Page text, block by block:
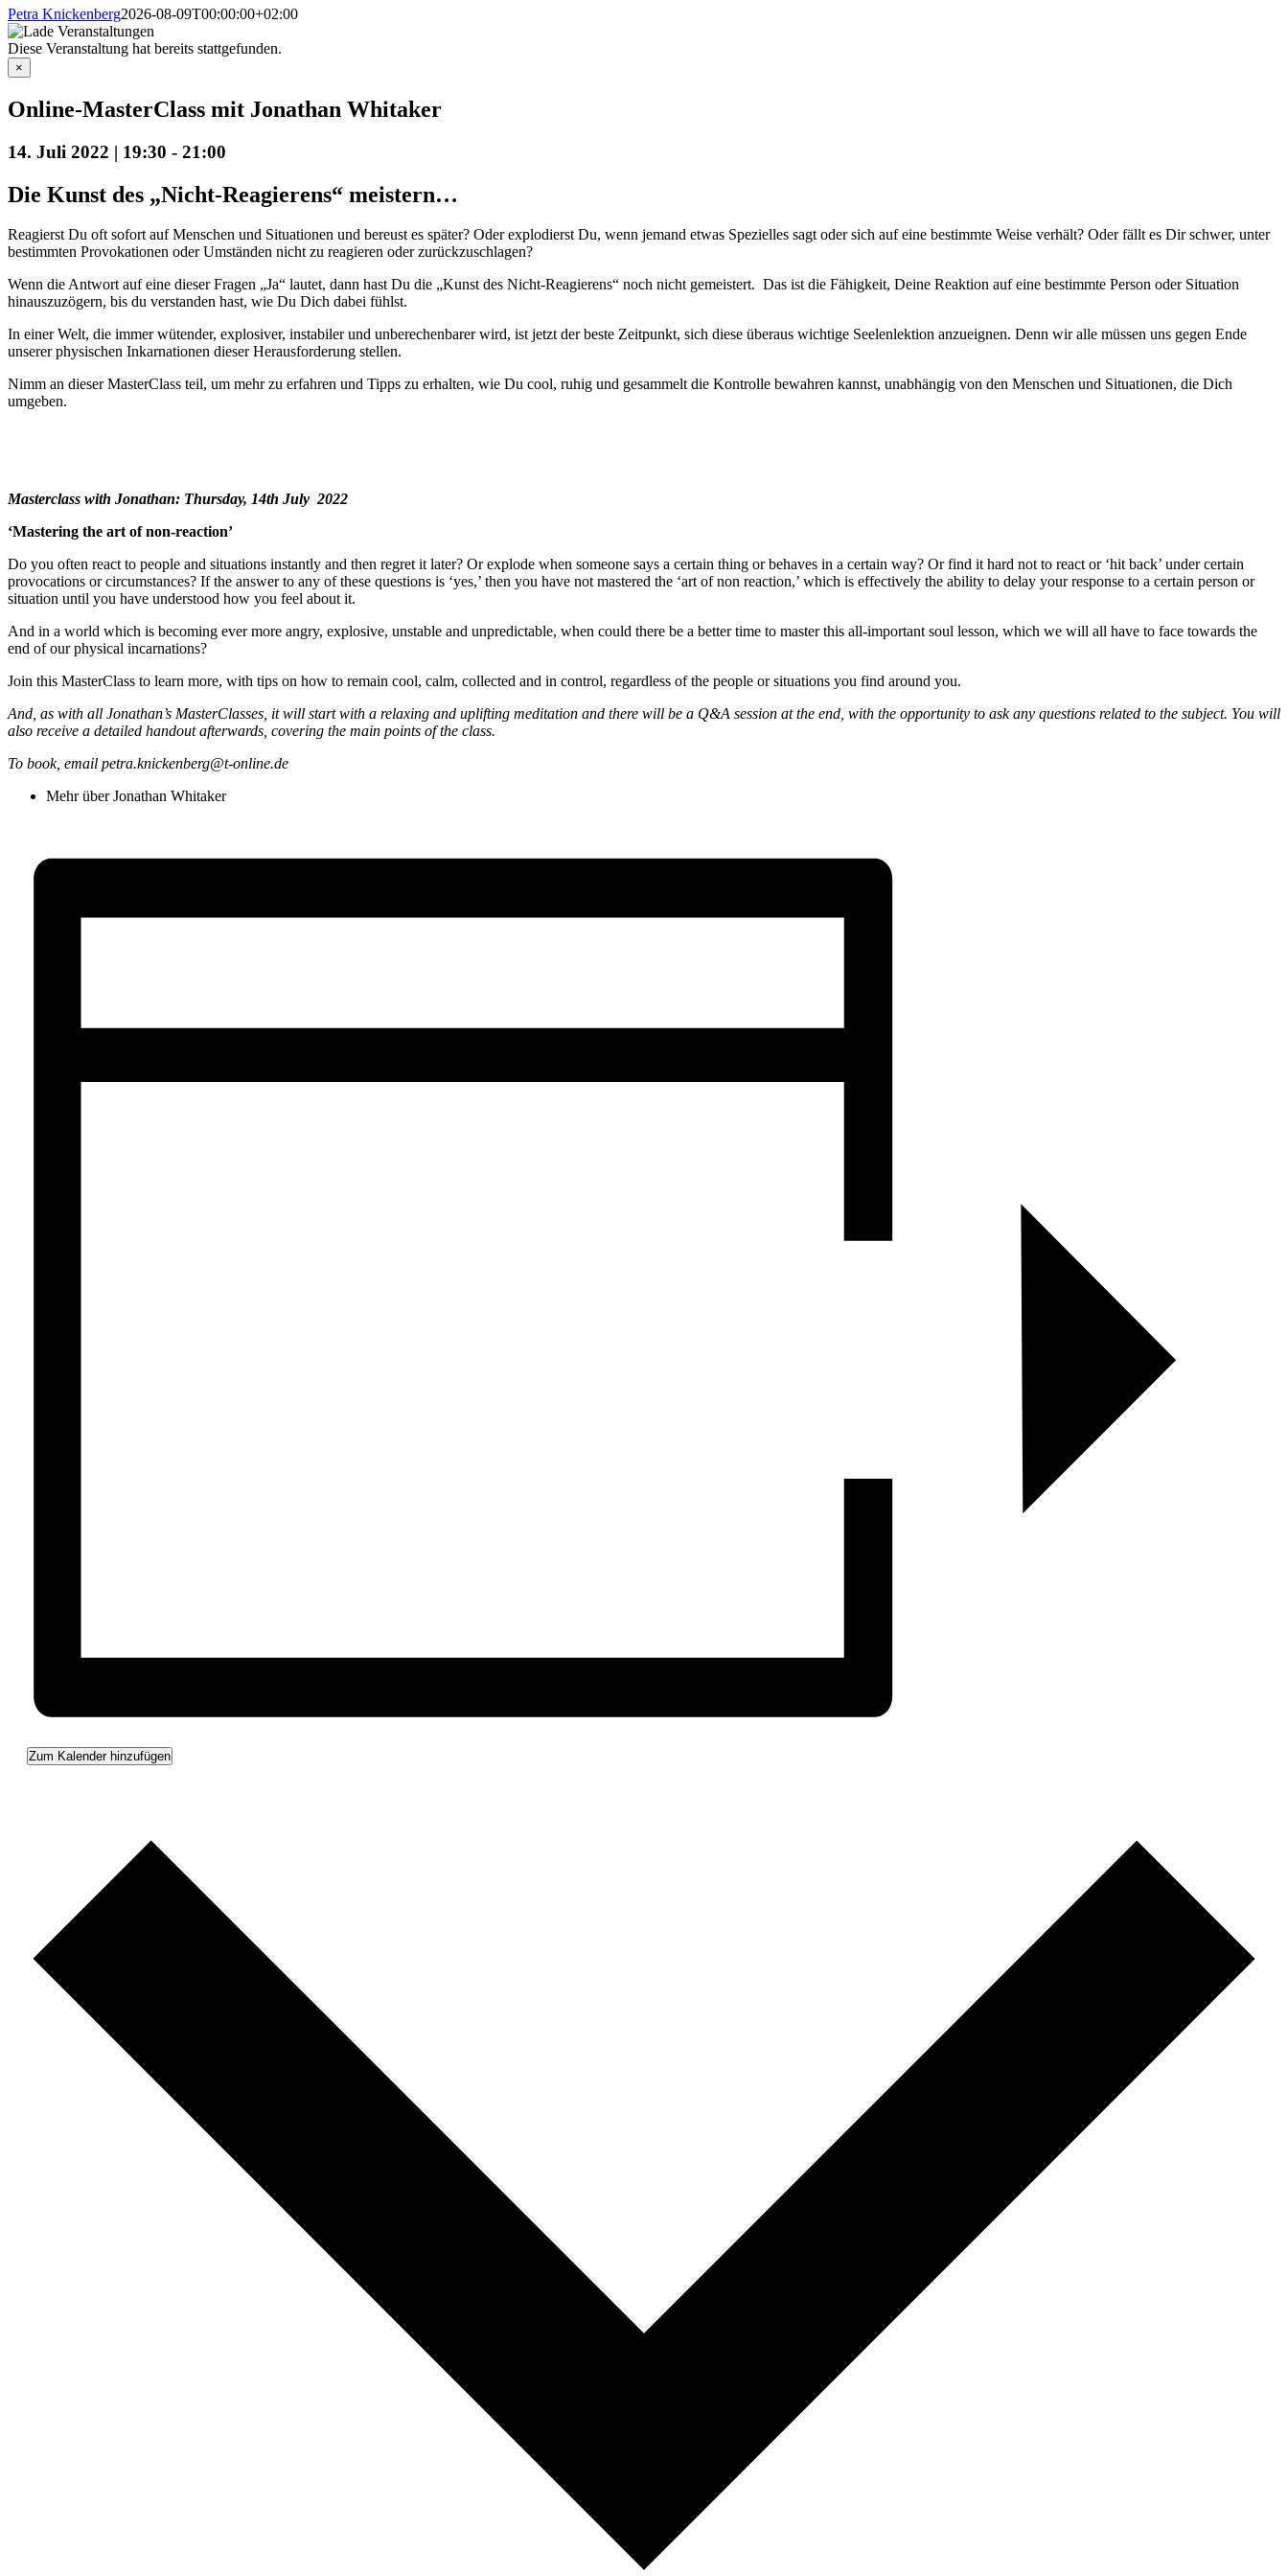
Petra Knickenberg2026-08-09T00:00:00+02:00
Diese Veranstaltung hat bereits stattgefunden.
×
Online-MasterClass mit Jonathan Whitaker
14. Juli 2022 | 19:30 - 21:00
Die Kunst des „Nicht-Reagierens“ meistern…
Reagierst Du oft sofort auf Menschen und Situationen und bereust es später? Oder explodierst Du, wenn jemand etwas Spezielles sagt oder sich auf eine bestimmte Weise verhält? Oder fällt es Dir schwer, unter
bestimmten Provokationen oder Umständen nicht zu reagieren oder zurückzuschlagen?
Wenn die Antwort auf eine dieser Fragen „Ja“ lautet, dann hast Du die „Kunst des Nicht-Reagierens“ noch nicht gemeistert. Das ist die Fähigkeit, Deine Reaktion auf eine bestimmte Person oder Situation
hinauszuzögern, bis du verstanden hast, wie Du Dich dabei fühlst.
In einer Welt, die immer wütender, explosiver, instabiler und unberechenbarer wird, ist jetzt der beste Zeitpunkt, sich diese überaus wichtige Seelenlektion anzueignen. Denn wir alle müssen uns gegen Ende
unserer physischen Inkarnationen dieser Herausforderung stellen.
Nimm an dieser MasterClass teil, um mehr zu erfahren und Tipps zu erhalten, wie Du cool, ruhig und gesammelt die Kontrolle bewahren kannst, unabhängig von den Menschen und Situationen, die Dich
umgeben.
Masterclass with Jonathan: Thursday, 14th July 2022
‘Mastering the art of non-reaction’
Do you often react to people and situations instantly and then regret it later? Or explode when someone says a certain thing or behaves in a certain way? Or find it hard not to react or ‘hit back’ under certain
provocations or circumstances? If the answer to any of these questions is ‘yes,’ then you have not mastered the ‘art of non reaction,’ which is effectively the ability to delay your response to a certain person or
situation until you have understood how you feel about it.
And in a world which is becoming ever more angry, explosive, unstable and unpredictable, when could there be a better time to master this all-important soul lesson, which we will all have to face towards the
end of our physical incarnations?
Join this MasterClass to learn more, with tips on how to remain cool, calm, collected and in control, regardless of the people or situations you find around you.
And, as with all Jonathan’s MasterClasses, it will start with a relaxing and uplifting meditation and there will be a Q&A session at the end, with the opportunity to ask any questions related to the subject. You will
also receive a detailed handout afterwards, covering the main points of the class.
To book, email petra.knickenberg@t-online.de
Mehr über Jonathan Whitaker
Zum Kalender hinzufügen